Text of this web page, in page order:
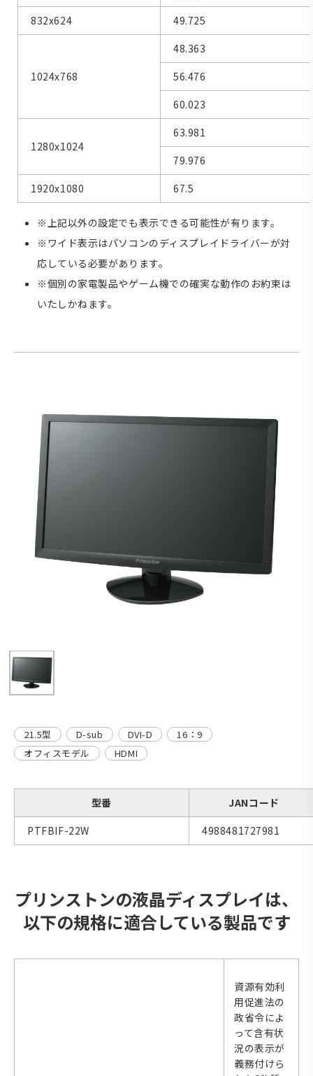
832x624
49.725
1024x768
48.363
56.476
60.023
1280x1024
63.981
79.976
1920x1080
67.5
※上記以外の設定でも表示できる可能性が有ります。
※ワイド表示はパソコンのディスプレイドライバーが対
応している必要があります。
※個別の家電製品やゲーム機での確実な動作のお約束は
いたしかねます。
21.5型 D-sub DVI-D
16：9
オフィスモデル
HDMI
型番
JANコード
PTFBIF-22W
4988481727981
プリンストンの液晶ディスプレイは、
以下の規格に適合している製品です
資源有効利
用促進法の
政省令によ
って含有状
況の表示が
義務付けら